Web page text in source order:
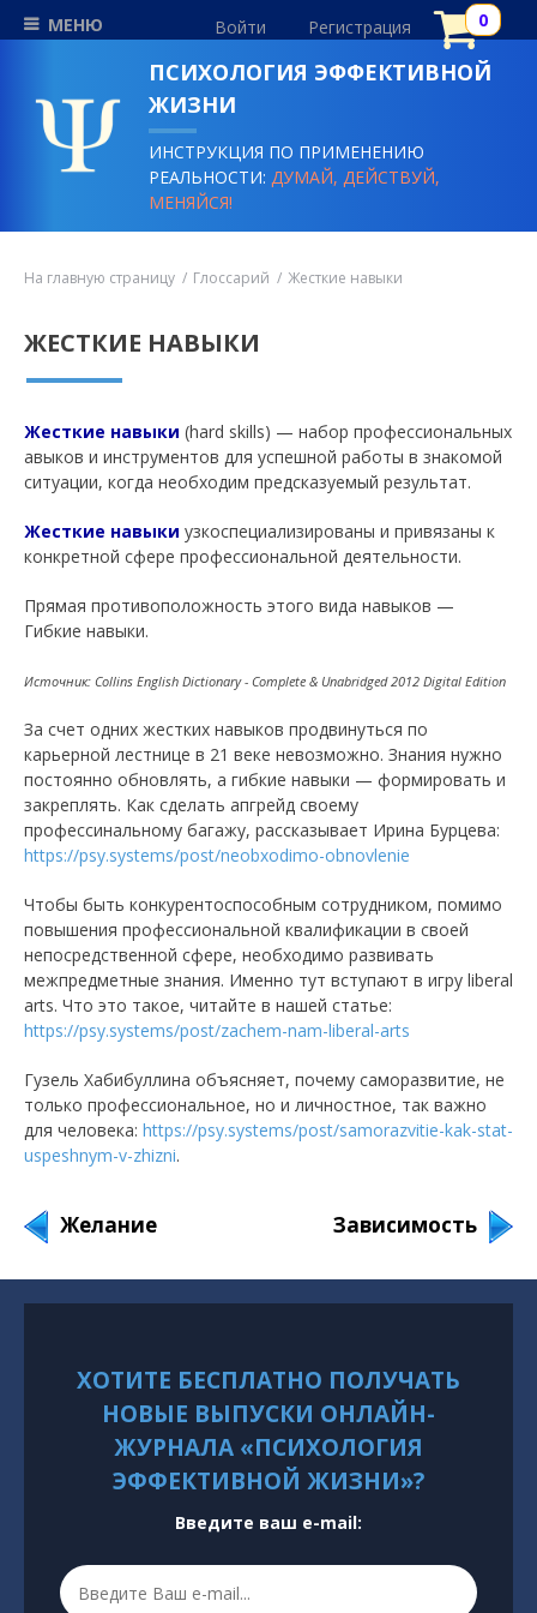
МЕНЮ Войти Регистрация
ПСИХОЛОГИЯ ЭФФЕКТИВНОЙ
ЖИЗНИ
ИНСТРУКЦИЯ ПО ПРИМЕНЕНИЮ
РЕАЛЬНОСТИ:ДУМАЙ, ДЕЙСТВУЙ,
МЕНЯЙСЯ!
На главную страницу Глоссарий Жесткие навыки
ЖЕСТКИЕ НАВЫКИ
Жесткие навыки (hard skills) — набор профессиональных
авыков и инструментов для успешной работы в знакомой
ситуации, когда необходим предсказуемый результат.
Жесткие навыки узкоспециализированы и привязаны к
конкретной сфере профессиональной деятельности.
Прямая противоположность этого вида навыков —
Гибкие навыки.
Источник: Collins English Dictionary - Complete & Unabridged 2012 Digital Edition
За счет одних жестких навыков продвинуться по
карьерной лестнице в 21 веке невозможно. Знания нужно
постоянно обновлять, а гибкие навыки — формировать и
закреплять. Как сделать апгрейд своему
профессинальному багажу, рассказывает Ирина Бурцева:
https://psy.systems/post/neobxodimo-obnovlenie
Чтобы быть конкурентоспособным сотрудником, помимо
повышения профессиональной квалификации в своей
непосредственной сфере, необходимо развивать
межпредметные знания. Именно тут вступают в игру liberal
arts. Что это такое, читайте в нашей статье:
https://psy.systems/post/zachem-nam-liberal-arts
Гузель Хабибуллина объясняет, почему саморазвитие, не
только профессиональное, но и личностное, так важно
для человека: https://psy.systems/post/samorazvitie-kak-stat-
uspeshnym-v-zhizni.
Желание Зависимость
ХОТИТЕ БЕСПЛАТНО ПОЛУЧАТЬ
НОВЫЕ ВЫПУСКИ ОНЛАЙН-
ЖУРНАЛА «ПСИХОЛОГИЯ
ЭФФЕКТИВНОЙ ЖИЗНИ»?
Введите ваш e-mail: